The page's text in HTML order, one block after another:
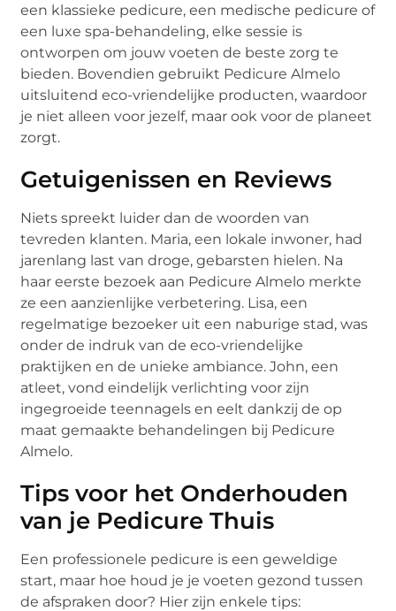
een klassieke pedicure, een medische pedicure of
een luxe spa-behandeling, elke sessie is
ontworpen om jouw voeten de beste zorg te
bieden. Bovendien gebruikt Pedicure Almelo
uitsluitend eco-vriendelijke producten, waardoor
je niet alleen voor jezelf, maar ook voor de planeet
zorgt.
Getuigenissen en Reviews
Niets spreekt luider dan de woorden van
tevreden klanten. Maria, een lokale inwoner, had
jarenlang last van droge, gebarsten hielen. Na
haar eerste bezoek aan Pedicure Almelo merkte
ze een aanzienlijke verbetering. Lisa, een
regelmatige bezoeker uit een naburige stad, was
onder de indruk van de eco-vriendelijke
praktijken en de unieke ambiance. John, een
atleet, vond eindelijk verlichting voor zijn
ingegroeide teennagels en eelt dankzij de op
maat gemaakte behandelingen bij Pedicure
Almelo.
Tips voor het Onderhouden
van je Pedicure Thuis
Een professionele pedicure is een geweldige
start, maar hoe houd je je voeten gezond tussen
de afspraken door? Hier zijn enkele tips: